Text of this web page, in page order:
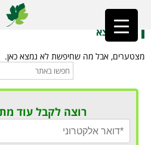
ראשי»מסעדה אסייתית ידידותית לטבעונים
לא נמצא
מצטערים, אבל מה שחיפשת לא נמצא כאן.
רוצה לקבל עוד